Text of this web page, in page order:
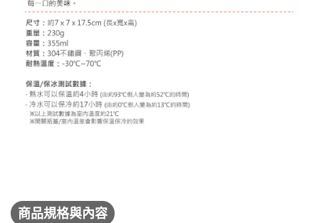
商品規格與內容